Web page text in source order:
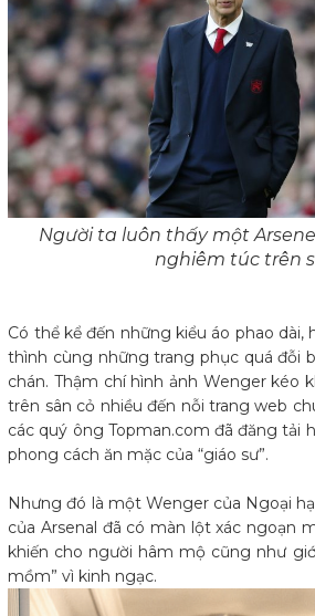
Người ta luôn thấy một
nghiêm túc trên
Có thể kể đến những kiểu áo phao
thình cùng những trang phục quá đỗi
chán. Thậm chí hình ảnh Wenger kéo
trên sân cỏ nhiều đến nỗi trang web
các quý ông Topman.com đã đăng tải
phong cách ăn mặc của “giáo sư”.
Nhưng đó là một Wenger của Ngoại
của Arsenal đã có màn lột xác ngoạn
khiến cho người hâm mộ cũng như
mồm” vì kinh ngạc.